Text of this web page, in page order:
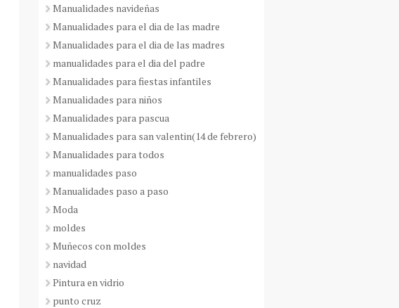
Manualidades navideñas
Manualidades para el dia de las madre
Manualidades para el dia de las madres
manualidades para el dia del padre
Manualidades para fiestas infantiles
Manualidades para niños
Manualidades para pascua
Manualidades para san valentin(14 de febrero)
Manualidades para todos
manualidades paso
Manualidades paso a paso
Moda
moldes
Muñecos con moldes
navidad
Pintura en vidrio
punto cruz